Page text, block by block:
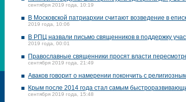
сентября 2019 года, 10:19
В Московской патриархии считают возведение в
2019 года, 10:06
В РПЦ назвали письмо священников в поддержку
2019 года, 00:01
Православные священники просят власти
сентября 2019 года, 21:49
Аваков говорит о намерении покончить с
Крым после 2014 года стал самым
сентября 2019 года, 15:48